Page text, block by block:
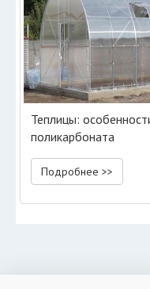
Теплицы:
поликарбоната
Подробнее >>